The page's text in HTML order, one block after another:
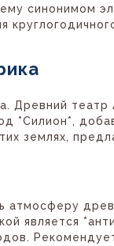
синонимом
Древний
*Силион*,
землях,
атмосферу
является